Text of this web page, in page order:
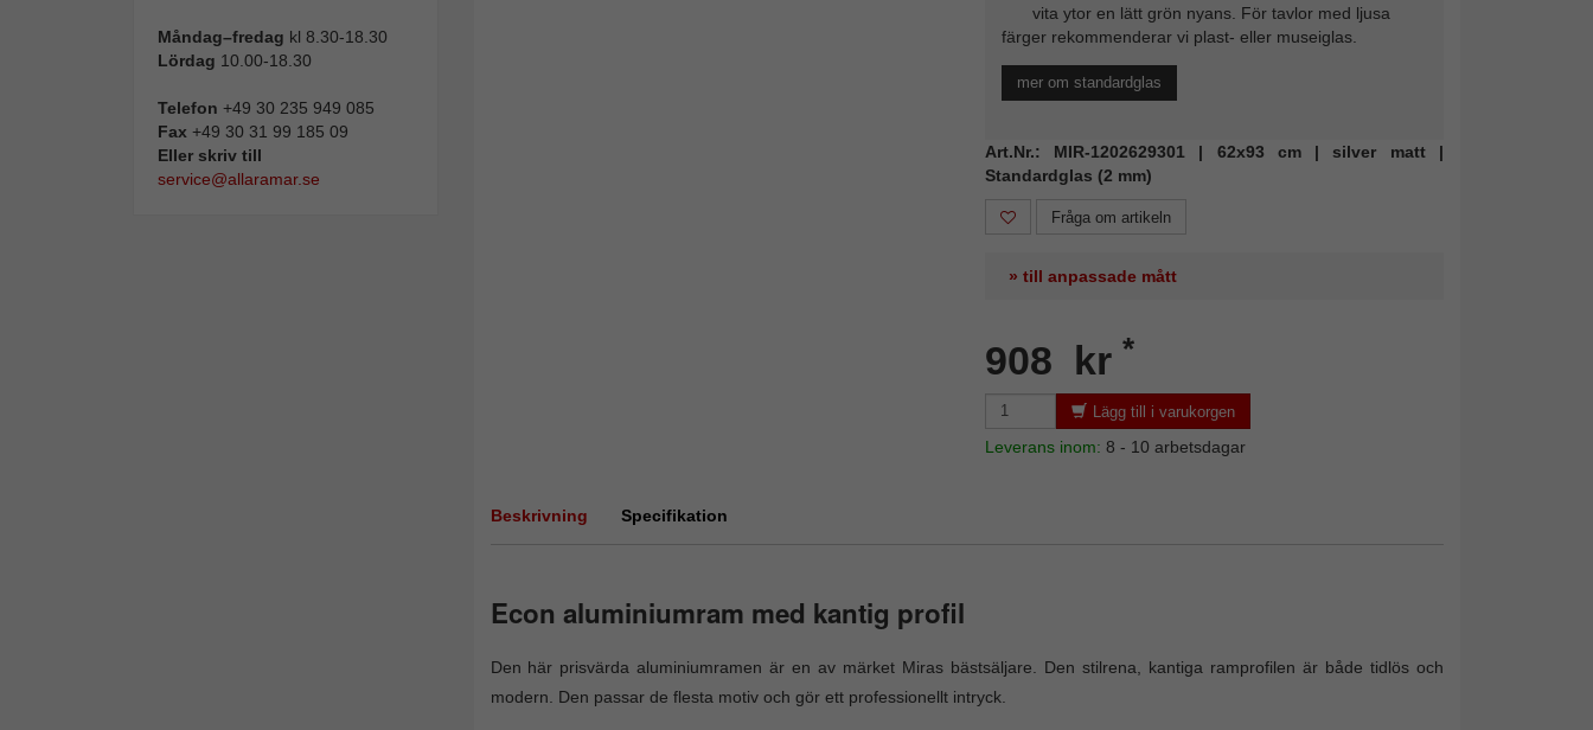
Måndag–fredag kl 8.30-18.30
Lördag 10.00-18.30
Telefon +49 30 235 949 085
Fax +49 30 31 99 185 09
Eller skriv till
service@allaramar.se
vita ytor en lätt grön nyans. För tavlor med ljusa
färger rekommenderar vi plast- eller museiglas.
mer om standardglas
Art.Nr.: MIR-1202629301 | 62x93 cm | silver matt |
Standardglas (2 mm)
Fråga om artikeln
» till anpassade mått
908 kr *
Lägg till i varukorgen
Leverans inom: 8 - 10 arbetsdagar
Beskrivning Specifikation
Econ aluminiumram med kantig profil
Den här prisvärda aluminiumramen är en av märket Miras bästsäljare. Den stilrena, kantiga ramprofilen är både tidlös och
modern. Den passar de flesta motiv och gör ett professionellt intryck.